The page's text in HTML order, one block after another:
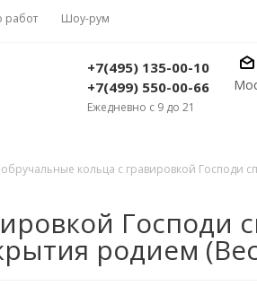
работ Шоу-рум
+7(495) 135-00-10
+7(499) 550-00-66
Ежедневно с 9 до 21
кольца с гравировкой Господи
Господи
родием